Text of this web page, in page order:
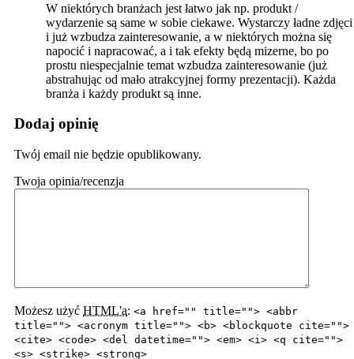
W niektórych branżach jest łatwo jak np. produkt /
wydarzenie są same w sobie ciekawe. Wystarczy ładne zdjęci
i już wzbudza zainteresowanie, a w niektórych można się
napocić i napracować, a i tak efekty będą mizerne, bo po
prostu niespecjalnie temat wzbudza zainteresowanie (już
abstrahując od mało atrakcyjnej formy prezentacji). Każda
branża i każdy produkt są inne.
Dodaj opinię
Twój email nie będzie opublikowany.
Twoja opinia/recenzja
Możesz użyć HTML'a: <a href="" title=""> <abbr
title=""> <acronym title=""> <b> <blockquote cite="">
<cite> <code> <del datetime=""> <em> <i> <q cite="">
<s> <strike> <strong>